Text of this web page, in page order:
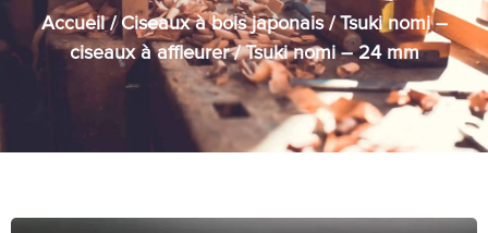
Accueil/Ciseaux à bois japonais/Tsuki nomi –
ciseaux à affleurer/ Tsuki nomi – 24 mm